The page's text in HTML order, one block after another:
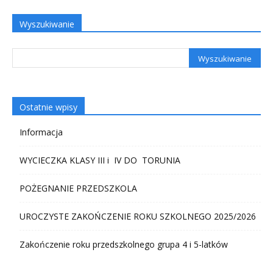
Wyszukiwanie
Ostatnie wpisy
Informacja
WYCIECZKA KLASY III i IV DO TORUNIA
POŻEGNANIE PRZEDSZKOLA
UROCZYSTE ZAKOŃCZENIE ROKU SZKOLNEGO 2025/2026
Zakończenie roku przedszkolnego grupa 4 i 5-latków